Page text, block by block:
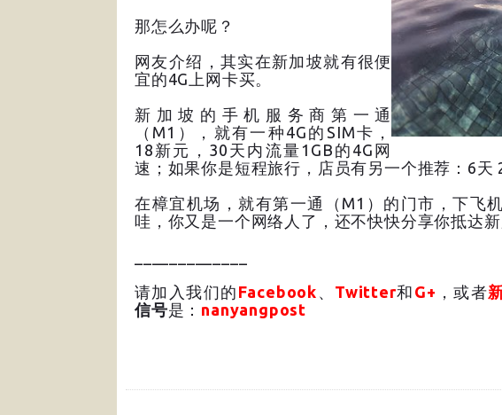
那怎么办呢？
网友介绍，其实在新加坡就有很便
宜的4G上网卡买。
新加坡的手机服务商第一通
（M1），就有一种4G的SIM卡，
18新元，30天内流量1GB的4G网
速；如果你是短程旅行，店员有另一个推荐：6天
在樟宜机场，就有第一通（M1）的门市，下飞
哇，你又是一个网络人了，还不快快分享你抵达
请加入我们的 Facebook 、 Twitter和 G+ ，或者
信号是： nanyangpost